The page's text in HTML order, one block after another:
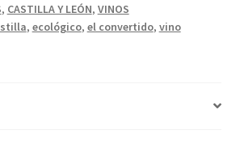
n
a
, CASTILLA Y LEÓN, VINOS
, ecológico, el convertido, vino